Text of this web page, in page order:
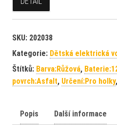
SKU: 202038
Kategorie: Dětská elektrická
Štítků: Barva:Růžová,
povrch:Asfalt, Určení:Pro holky,
Popis Další informace